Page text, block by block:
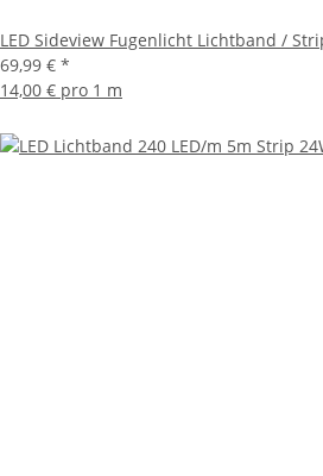
LED Sideview Fugenlicht Lichtband /
69,99 € *
14,00 € pro 1 m